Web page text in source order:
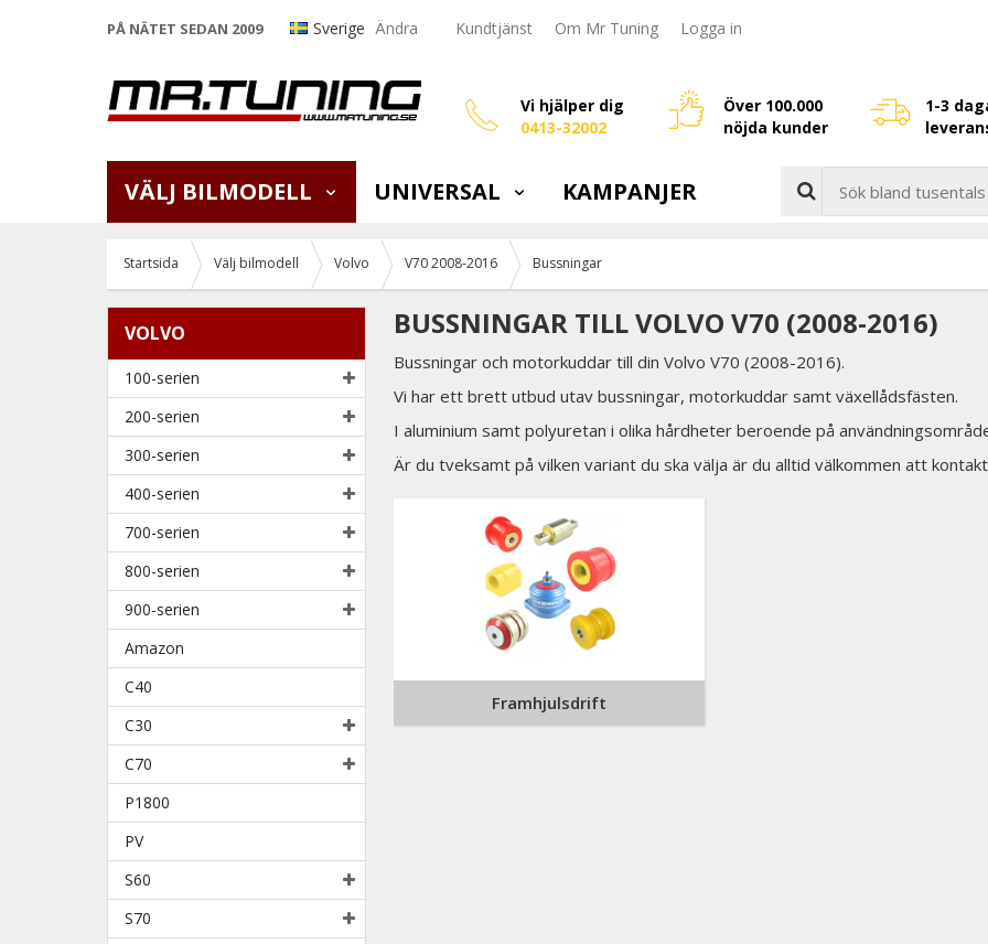
PÅ NÄTET SEDAN 2009 Sverige Ändra Kundtjänst Om Mr Tuning Logga in
Vi hjälper dig
0413-32002
Över 100.000
nöjda kunder
1-3
VÄLJ BILMODELL UNIVERSAL KAMPANJER
Startsida Välj bilmodell Volvo V70 2008-2016 Bussningar
VOLVO
100-serien
200-serien
300-serien
400-serien
700-serien
800-serien
900-serien
Amazon
C40
C30
C70
P1800
PV
S60
S70
BUSSNINGAR TILL VOLVO V70 (2008-2016)
Bussningar och motorkuddar till din Volvo V70 (2008-2016).
Vi har ett brett utbud utav bussningar, motorkuddar samt växellådsfästen.
I aluminium samt polyuretan i olika hårdheter beroende på
Är du tveksamt på vilken variant du ska välja är du alltid välkommen att
Framhjulsdrift